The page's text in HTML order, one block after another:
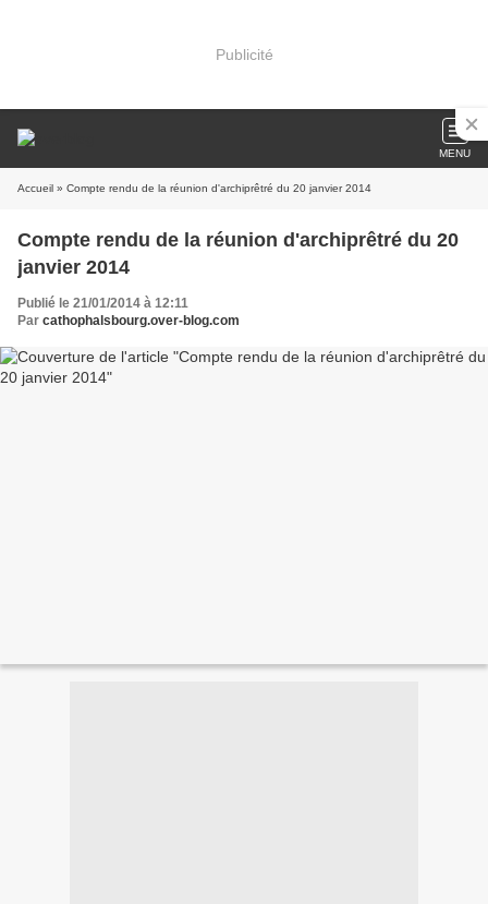
Publicité
MENU
Accueil » Compte rendu de la réunion d'archiprêtré du 20 janvier 2014
Compte rendu de la réunion d'archiprêtré du 20
janvier 2014
Publié le 21/01/2014 à 12:11
Par cathophalsbourg.over-blog.com